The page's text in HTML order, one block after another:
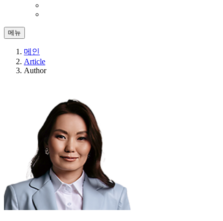
메뉴
메인
Article
Author